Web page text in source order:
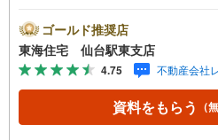
5.9万円（※共益費・太陽光
案・ご案内も可能です アピールポイント ■入居者嬉しい
「オートロック」「独立洗
ゴミ置き場」■太陽光発電
50円 売電価格20年固定
までわずか1駅＋約4分と
ゴールド推奨店
東海住宅 仙台駅東支店
4.75 不動産会社
資料をもらう （